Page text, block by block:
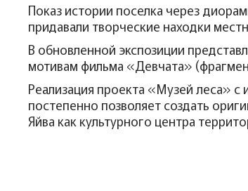
Показ истории поселка через
придавали творческие находки
В обновленной экспозиции
мотивам фильма «Девчата»
Реализация проекта «Музей леса»
постепенно позволяет создать
Яйва как культурного центра